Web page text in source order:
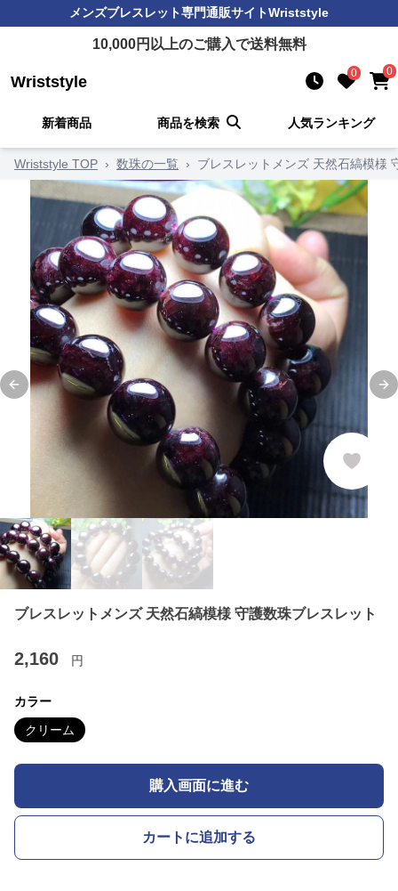
メンズブレスレット専門通販サイトWriststyle
10,000円以上のご購入で送料無料
Wriststyle 0 0
新着商品 商品を検索 人気ランキング
Wriststyle TOP › 数珠の一覧 › ブレスレットメンズ 天然石縞模様
Previous slide
ブレスレットメンズ 天然石縞模様 守護数珠ブレスレット
2,160 円
カラー
クリーム
購入画面に進む
カートに追加する